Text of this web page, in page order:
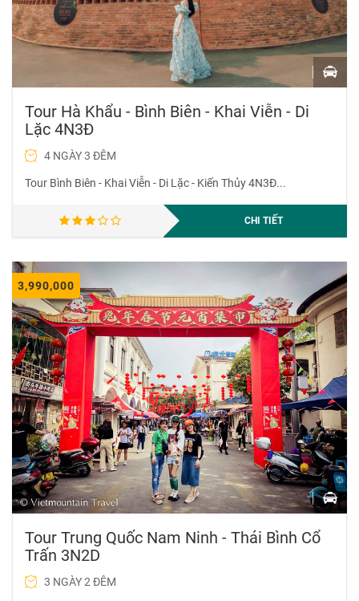
Tour Hà Khẩu - Bình Biên - Khai Viễn - Di
Lặc 4N3Đ
4 NGÀY 3 ĐÊM
Tour Bình Biên - Khai Viễn - Di Lặc - Kiến Thủy 4N3Đ...
CHI TIẾT
3,990,000
Tour Trung Quốc Nam Ninh - Thái Bình Cổ
Trấn 3N2D
3 NGÀY 2 ĐÊM